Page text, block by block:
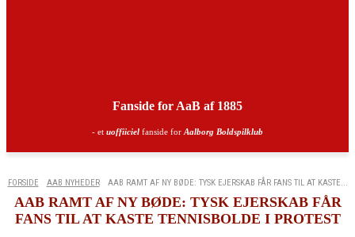
Fanside for AaB af 1885
- et uoffiiciel fanside for Aalborg Boldspilklub
FORSIDE AAB NYHEDER AAB RAMT AF NY BØDE: TYSK EJERSKAB FÅR FANS TIL AT KASTE...
AAB RAMT AF NY BØDE: TYSK EJERSKAB FÅR
FANS TIL AT KASTE TENNISBOLDE I PROTEST